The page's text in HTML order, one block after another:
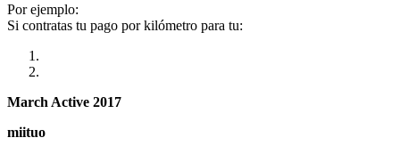
Por ejemplo:
Si contratas tu pago por kilómetro para tu:
March Active 2017
miituo